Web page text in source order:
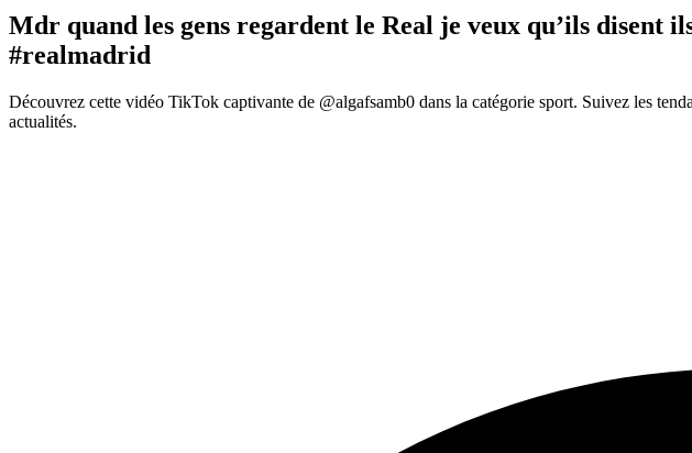
Mdr quand les gens regardent le Real je veux qu’ils
#realmadrid
Découvrez cette vidéo TikTok captivante de @algafsamb0 dans la catégorie sport. Suivez les
actualités.